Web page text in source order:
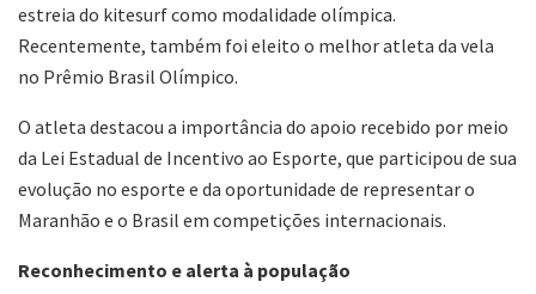
estreia do kitesurf como modalidade olímpica.
Recentemente, também foi eleito o melhor atleta da vela
no Prêmio Brasil Olímpico.
O atleta destacou a importância do apoio recebido por meio
da Lei Estadual de Incentivo ao Esporte, que participou de sua
evolução no esporte e da oportunidade de representar o
Maranhão e o Brasil em competições internacionais.
Reconhecimento e alerta à população